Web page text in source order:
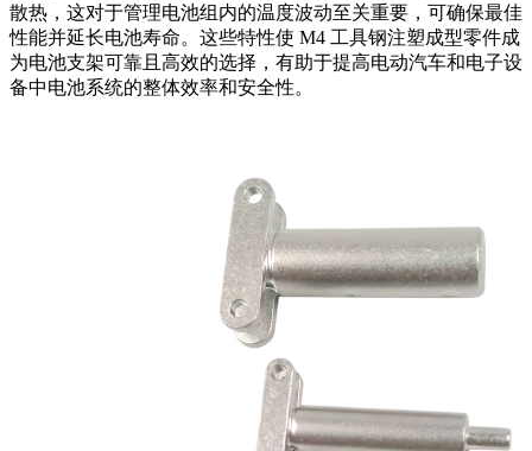
散热，这对于管理电池组内的温度波动至关重要，可确保最佳
性能并延长电池寿命。这些特性使 M4 工具钢注塑成型零件成
为电池支架可靠且高效的选择，有助于提高电动汽车和电子设
备中电池系统的整体效率和安全性。